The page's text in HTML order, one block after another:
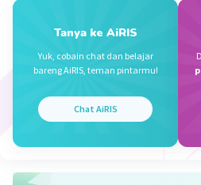
666.6667 cm3 per detik
Tanya ke AiRIS
Yuk, cobain chat dan belajar
bareng AiRIS, teman pintarmu!
Chat AiRIS